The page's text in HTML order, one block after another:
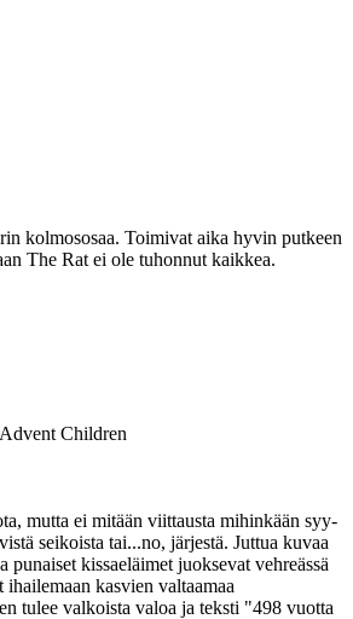
kolmososaa. Toimivat aika hyvin putkeen
The Rat ei ole tuhonnut kaikkea.
Children
mutta ei mitään viittausta mihinkään syy-
seikoista tai...no, järjestä. Juttua kuvaa
punaiset kissaeläimet juoksevat vehreässä
ihailemaan kasvien valtaamaa
tulee valkoista valoa ja teksti "498 vuotta